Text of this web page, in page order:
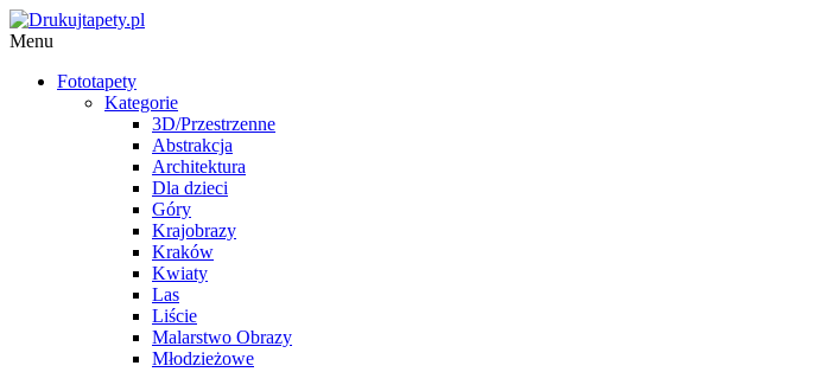
Menu
Fototapety
Kategorie
3D/Przestrzenne
Abstrakcja
Architektura
Dla dzieci
Góry
Krajobrazy
Kraków
Kwiaty
Las
Liście
Malarstwo Obrazy
Młodzieżowe